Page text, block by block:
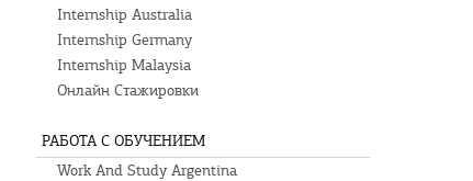
Internship Australia
Internship Germany
Internship Malaysia
Онлайн Стажировки
РАБОТА С ОБУЧЕНИЕМ
Work And Study Argentina